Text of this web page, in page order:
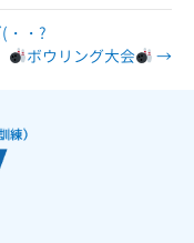
・・?
ボウリング大会
→